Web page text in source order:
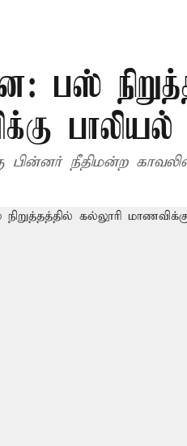
பஸ்
பின்னர் நீதிமன்ற